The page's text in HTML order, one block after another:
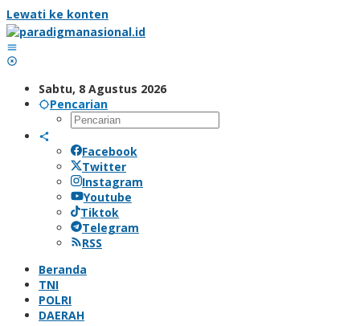
Lewati ke konten
Sabtu, 8 Agustus 2026
Pencarian
Facebook
Twitter
Instagram
Youtube
Tiktok
Telegram
RSS
Beranda
TNI
POLRI
DAERAH